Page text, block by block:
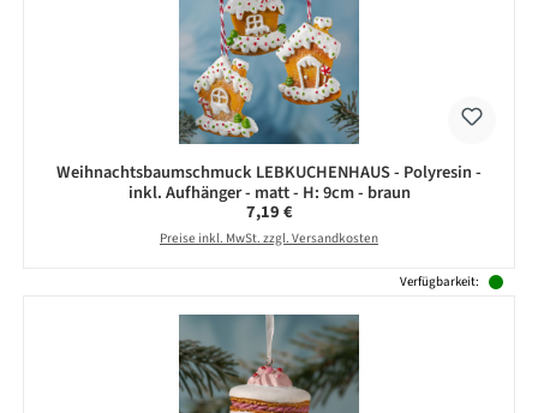
Weihnachtsbaumschmuck LEBKUCHENHAUS - Polyresin -
inkl. Aufhänger - matt - H: 9cm - braun
Regulärer Preis:
7,19 €
Preise inkl. MwSt. zzgl. Versandkosten
Verfügbarkeit: